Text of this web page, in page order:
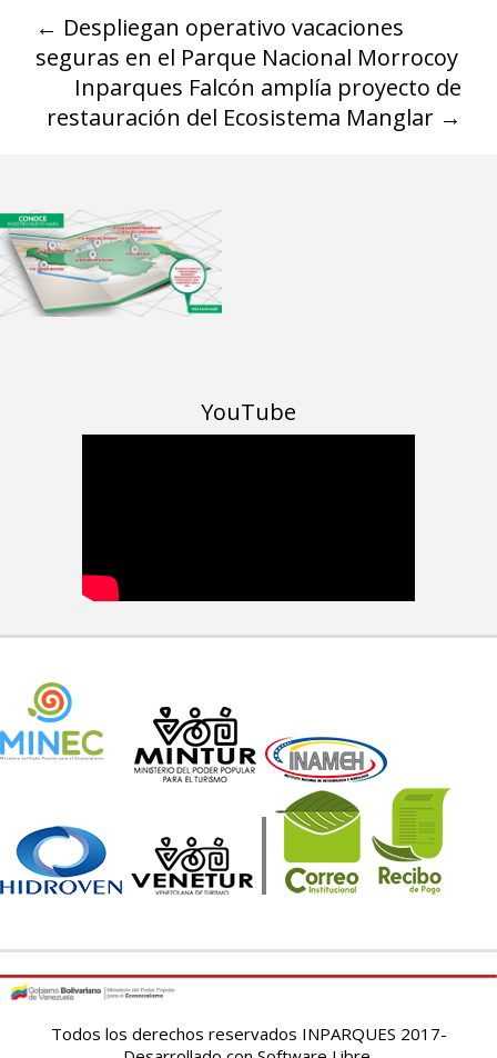
← Despliegan operativo vacaciones
seguras en el Parque Nacional Morrocoy
Inparques Falcón amplía proyecto de
restauración del Ecosistema Manglar →
YouTube
Todos los derechos reservados INPARQUES 2017-